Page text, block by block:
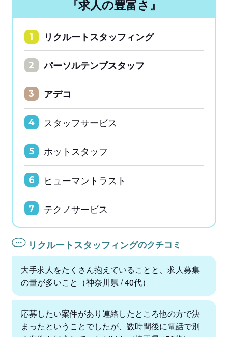
『求人の豊富さ』
1 リクルートスタッフィング
2 パーソルテンプスタッフ
3 アデコ
4 スタッフサービス
5 ホットスタッフ
6 ヒューマントラスト
7 テクノサービス
リクルートスタッフィングのクチコミ
大手求人をたくさん抱えていることと、求人募集
の量が多いこと（神奈川県 / 40代）
応募したい案件があり連絡したところ他の方で決
まったということでしたが、数時間後に電話で別